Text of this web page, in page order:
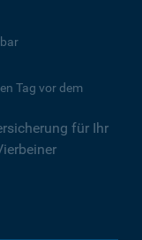
Tag vor dem
für Ihr